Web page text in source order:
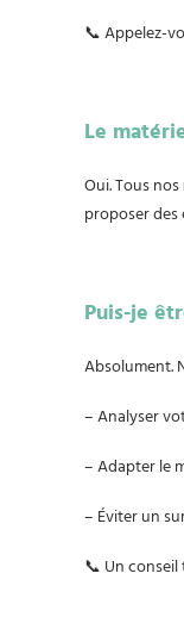
📞 Appelez-
Le
Oui. Tous nos
proposer
Puis-je
Absolument.
– Analyser
– Adapter le
– Éviter un
📞 Un